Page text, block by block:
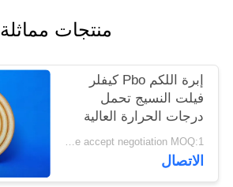
PRIVACY
POLICY
منتجات مماثلة
إبرة اللكم Pbo كيفلر
فيلت النسيج تحمل
درجات الحرارة العالية
Price accept negotiation MOQ:1 متر مربع
الاتصال